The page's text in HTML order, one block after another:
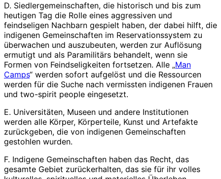
D. Siedlergemeinschaften, die historisch und bis zum
heutigen Tag die Rolle eines aggressiven und
feindseligen Nachbarn gespielt haben, der dabei hilft, die
indigenen Gemeinschaften im Reservationssystem zu
überwachen und auszubeuten, werden zur Auflösung
ermutigt und als Paramilitärs behandelt, wenn sie
Formen von Feindseligkeiten fortsetzen. Alle „Man
Camps“ werden sofort aufgelöst und die Ressourcen
werden für die Suche nach vermissten indigenen Frauen
und two-spirit people eingesetzt.
E. Universitäten, Museen und andere Institutionen
werden alle Körper, Körperteile, Kunst und Artefakte
zurückgeben, die von indigenen Gemeinschaften
gestohlen wurden.
F. Indigene Gemeinschaften haben das Recht, das
gesamte Gebiet zurückerhalten, das sie für ihr volles